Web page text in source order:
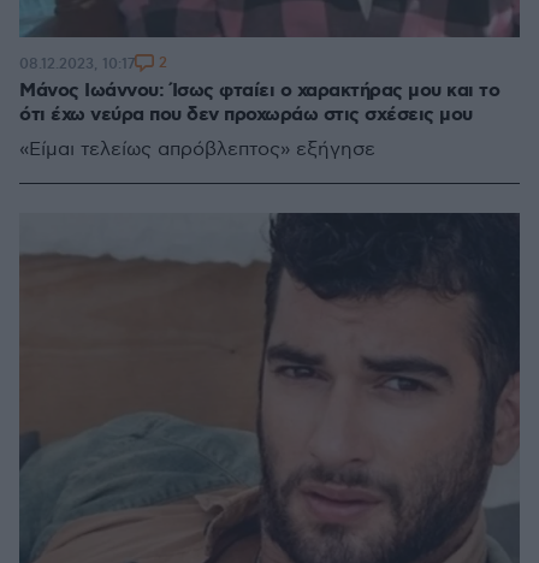
Μάνος Ιωάννου: Ίσως φταίει ο χαρακτήρας μου και το
ότι έχω νεύρα που δεν προχωράω στις σχέσεις μου
«Είμαι τελείως απρόβλεπτος» εξήγησε
08.12.2023, 10:17 2